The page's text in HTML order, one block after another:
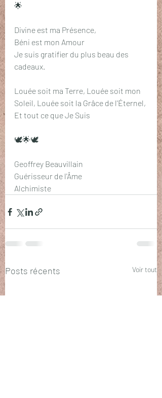
🌟
Divine est ma Présence,
Béni est mon Amour
Je suis gratifier du plus beau des
cadeaux.
Louée soit ma Terre, Louée soit mon
Soleil, Louée soit la Grâce de l'Éternel,
Et tout ce que Je Suis
🕊️🌟🕊️
Geoffrey Beauvillain
Guérisseur de l'Âme
Alchimiste
Posts récents Voir tout